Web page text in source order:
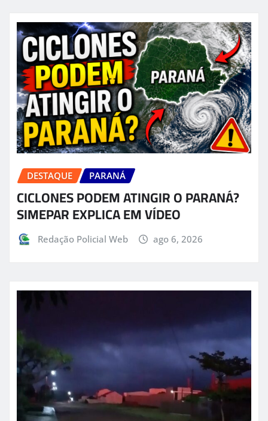
DESTAQUE PARANÁ
CICLONES PODEM ATINGIR O PARANÁ?
SIMEPAR EXPLICA EM VÍDEO
Redação Policial Web ago 6, 2026